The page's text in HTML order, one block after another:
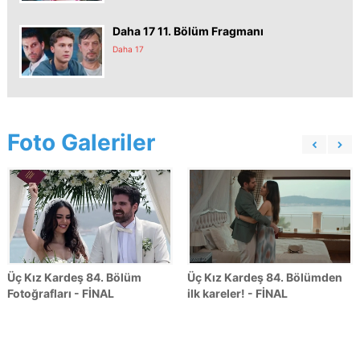
Daha 17 11. Bölüm Fragmanı
Daha 17
Foto Galeriler
Üç Kız Kardeş 84. Bölüm
Fotoğrafları - FİNAL
Üç Kız Kardeş 84. Bölümden
ilk kareler! - FİNAL